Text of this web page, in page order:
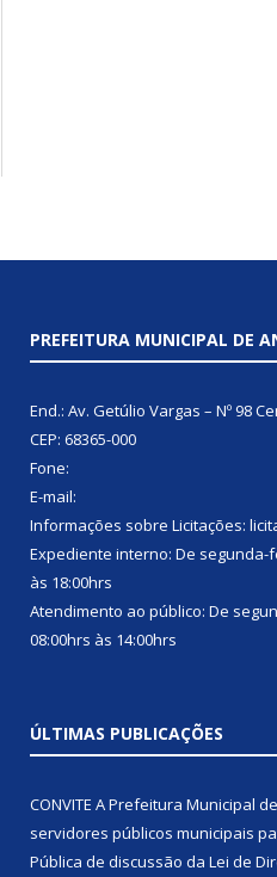
PREFEITURA MUNICIPAL DE
End.: Av. Getúlio Vargas – Nº 98
CEP: 68365-000
Fone:
E-mail:
Informações sobre Licitações:
Expediente interno: De
às 18:00hrs
Atendimento ao público: De
08:00hrs às 14:00hrs
ÚLTIMAS PUBLICAÇÕES
CONVITE A Prefeitura Municipal
servidores públicos municipais
Pública de discussão da Lei de